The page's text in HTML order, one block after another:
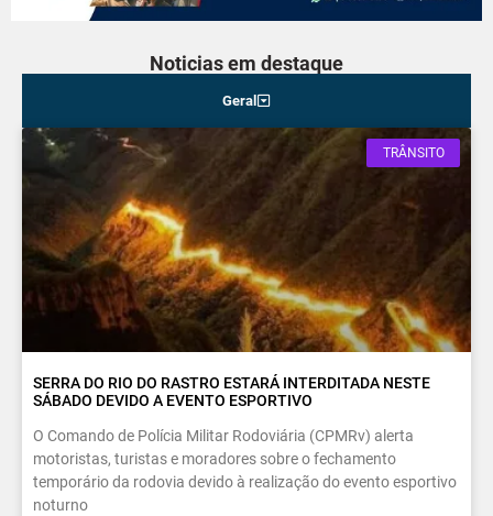
Noticias em destaque
Geral
TRÂNSITO
SERRA DO RIO DO RASTRO ESTARÁ INTERDITADA NESTE
SÁBADO DEVIDO A EVENTO ESPORTIVO
O Comando de Polícia Militar Rodoviária (CPMRv) alerta
motoristas, turistas e moradores sobre o fechamento
temporário da rodovia devido à realização do evento esportivo
noturno